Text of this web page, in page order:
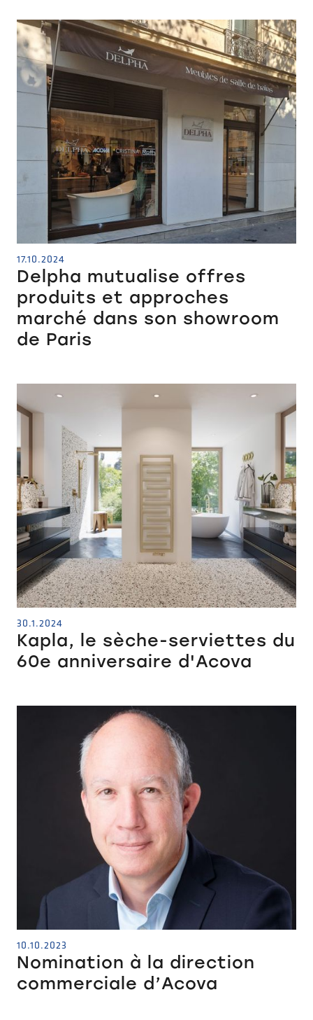
17.10.2024
Delpha mutualise offres
produits et approches
marché dans son showroom
de Paris
30.1.2024
Kapla, le sèche-serviettes du
60e anniversaire d'Acova
10.10.2023
Nomination à la direction
commerciale d’Acova